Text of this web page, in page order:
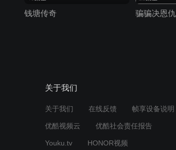
钱塘传奇 骗骗决恩仇
关于我们
关于我们 在线反馈 帧享设备说明
优酷视频云 优酷社会责任报告
Youku.tv HONOR视频